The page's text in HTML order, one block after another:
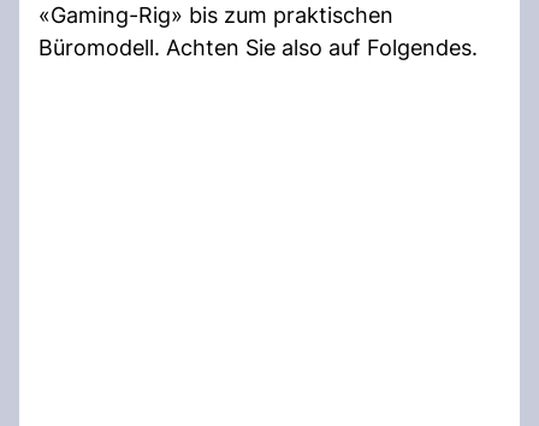
«Gaming-Rig» bis zum praktischen
Büromodell. Achten Sie also auf Folgendes.